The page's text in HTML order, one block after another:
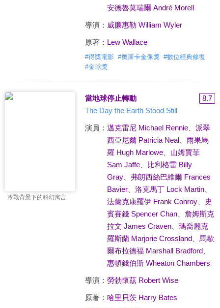
安德魯莫瑞爾 André Morell
導演： 威廉惠勒 William Wyler
原著： Lew Wallace
#得獎電影 #奧斯卡金像獎 #數位經典修復
#金球獎
冷戰背景下的科幻寓言
當地球停止轉動
8.7
The Day the Earth Stood Still
演員： 邁克雷尼 Michael Rennie、 派翠
西亞尼爾 Patricia Neal、 雨果馬
羅 Hugh Marlowe、 山姆賈菲
Sam Jaffe、
比利格雷 Billy
Gray、 弗朗西絲巴維爾 Frances
Bavier、 洛克馬丁 Lock Martin、
法蘭克康羅伊 Frank Conroy、
史
賓賽錢 Spencer Chan、 詹姆斯克
拉文 James Craven、 瑪喬麗克
羅斯蘭 Marjorie Crossland、 馬歇
爾布拉德福 Marshall Bradford、
惠頓錢伯斯 Wheaton Chambers
導演： 勞勃懷茲 Robert Wise
原著： 哈里貝茨 Harry Bates